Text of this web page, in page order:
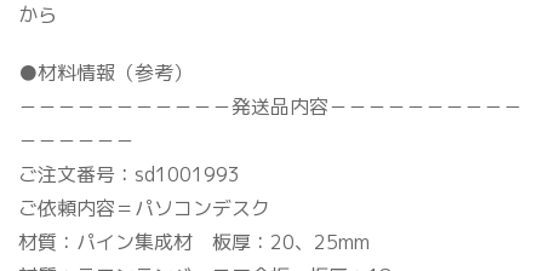
から
●材料情報（参考）
－－－－－－－－－－－発送品内容－－－－－－－－－－
－－－－－－
ご注文番号：sd1001993
ご依頼内容＝パソコンデスク
材質：パイン集成材 板厚：20、25mm